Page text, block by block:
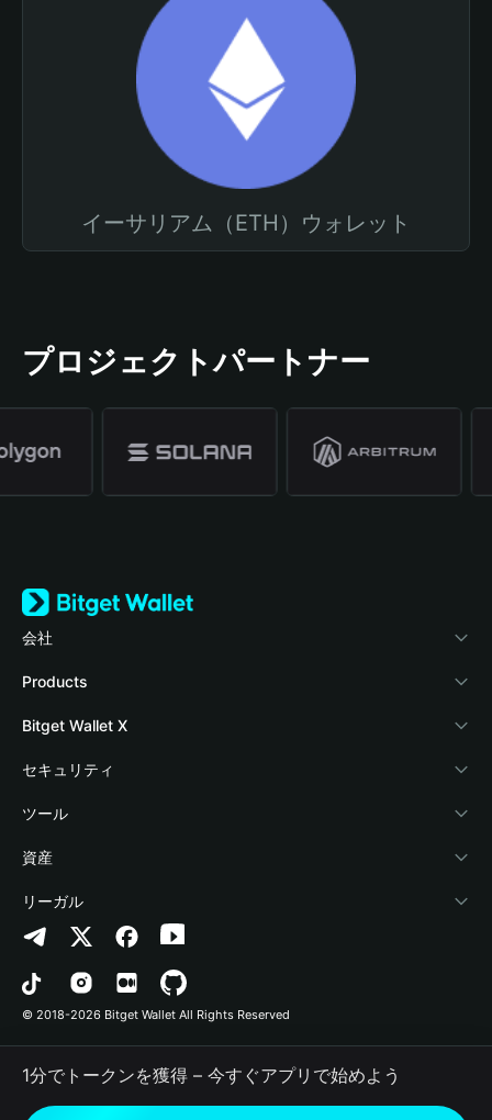
イーサリアム（ETH）ウォレット
プロジェクトパートナー
会社
Bitget Walletについて
ブログ
アカデミー
暗号資産ニュース
Help Center
お問い合わせ
ブランドリソース
キャリア
Products
Crypto Card
Stablecoin Earn
Payfi Crypto
Crypto Swap API
Altcoin Season Index
Prediction Markets
DApp
RWA
Bitget Wallet X
デベロッパー
ウォレットを接続
Bitget Wallet Pay
プロジェクトを掲載
セキュリティ
保護基金
セキュリティ技術
ツール
暗号資産を購入
認証検出
コントラクト検出
一括送金
資産
Arbitrum
Avalanche
Bitcoin
Polygon
リーガル
プライバシーポリシー
利用規約
© 2018-2026 Bitget Wallet All Rights Reserved
1分でトークンを獲得 – 今すぐアプリで始めよう